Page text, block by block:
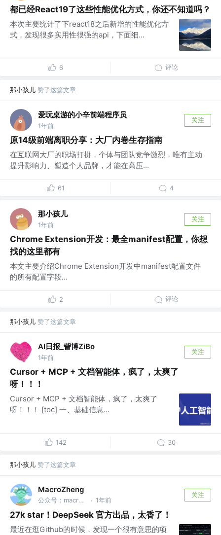
都已经React19了这些性能优化方式，你还不知道吗？
本次主要统计了下react18之后新增的性能优化方
式，发现很多实用性很强的api，下面细...
6 评论
那小孩儿 赞了这篇文章
爱玩桌游的小辛前端程序员
1年前
关注
原14级前端离职分享：大厂内卷生存指南
在互联网大厂的职场打拼，个体与团队竞争激烈，唯有主动
提升影响力、塑造个人品牌，才能在高压...
61 4
那小孩儿
1年前
关注
Chrome Extension开发：最全manifest配置，你想
找的这里都有
本文主要介绍Chrome Extension开发中manifest配置文件
的所有配置字段...
2 评论
那小孩儿 赞了这篇文章
AI日报_訾博ZiBo
1年前
关注
Cursor + MCP + 文档智能体，疯了，太爽了
呀！！！
Cursor + MCP + 文档智能体，疯了，太爽了
呀！！！ [toc] 一、基础信息...
142 30
那小孩儿 赞了这篇文章
MacroZheng
公众号：macrozheng · 1年前
关注
27k star！DeepSeek 官方出品，太香了！
最近在逛Github的时候，发现一个很有意思的项